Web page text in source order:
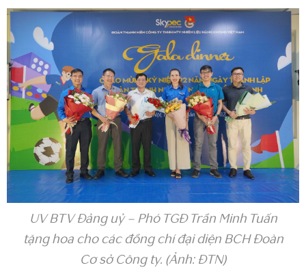
UV BTV Đảng uỷ – Phó TGĐ Trần Minh Tuấn
tặng hoa cho các đồng chí đại diện BCH Đoàn
Cơ sở Công ty. (Ảnh: ĐTN)